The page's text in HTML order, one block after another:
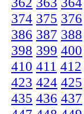
374 375 376
386 387 388
398 399 400
410 411 412
423 424 425
435 436 437